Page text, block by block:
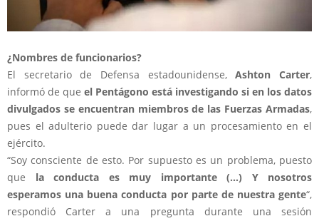
¿Nombres de funcionarios?
El secretario de Defensa estadounidense,Ashton Carter,
informó de que el Pentágono está investigando si en los datos
divulgados se encuentran miembros de las Fuerzas Armadas,
pues el adulterio puede dar lugar a un procesamiento en el
ejército.
“Soy consciente de esto. Por supuesto es un problema, puesto
que la conducta es muy importante (…) Y nosotros
esperamos una buena conducta por parte de nuestra gente“,
respondió Carter a una pregunta durante una sesión